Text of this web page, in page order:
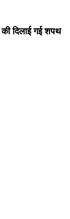
की दिलाई गई शपथ